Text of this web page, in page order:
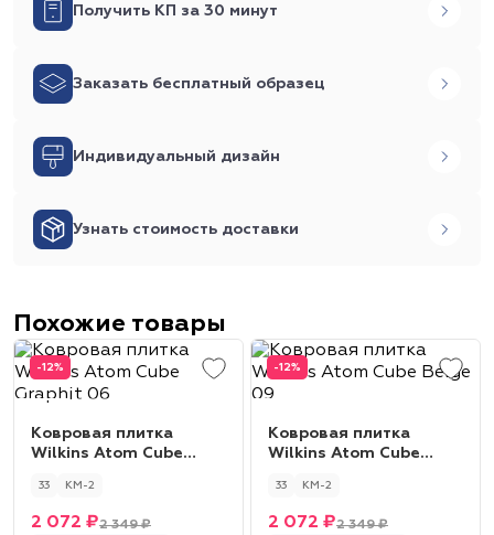
Получить КП за 30 минут
Заказать бесплатный образец
Индивидуальный дизайн
Узнать стоимость доставки
Похожие товары
-12%
Ковровая плитка
Wilkins Atom Cube
33 КМ-2
2 349 ₽
2 072 ₽
-12%
Ковровая плитка
Wilkins Atom Cube
33 КМ-2
2 349 ₽
2 072 ₽